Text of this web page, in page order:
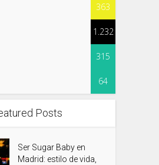
363
1.232
315
64
Posts
Ser Sugar Baby en
Madrid: estilo de vida,